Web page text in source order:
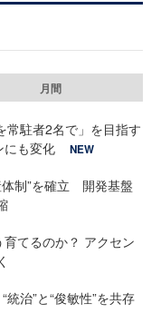
月間
常駐者2名で」を目指す
にも変化
NEW
体制”を確立 開発基盤
てるのか？ アクセン
治”と“俊敏性”を共存